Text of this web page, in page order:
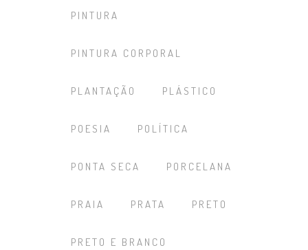
PINTURA
PINTURA CORPORAL
PLANTAÇÃO PLÁSTICO
POESIA POLÍTICA
PONTA SECA PORCELANA
PRAIA PRATA PRETO
PRETO E BRANCO